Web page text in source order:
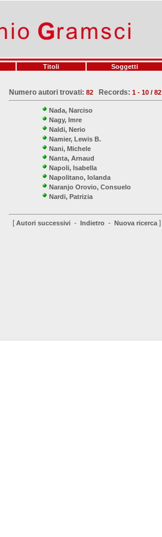
Titoli Soggetti
Numero autori trovati: 82 Records: 1 - 10 / 82
Nada, Narciso
Nagy, Imre
Naldi, Nerio
Namier, Lewis B.
Nani, Michele
Nanta, Arnaud
Napoli, Isabella
Napolitano, Iolanda
Naranjo Orovio, Consuelo
Nardi, Patrizia
[Autori successivi -Indietro -Nuova ricerca]